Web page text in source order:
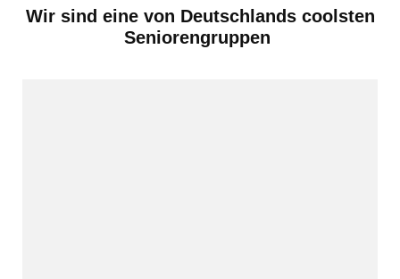
Wir sind eine von Deutschlands coolsten
Seniorengruppen